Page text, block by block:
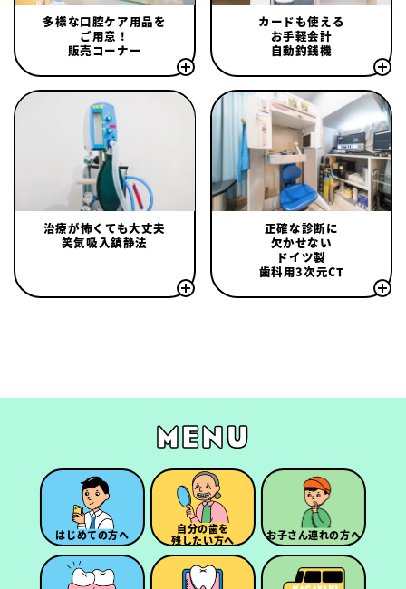
多様な口腔ケア用品を
ご用意！
販売コーナー
カードも使える
お手軽会計
自動釣銭機
治療が怖くても大丈夫
笑気吸入鎮静法
正確な診断に
欠かせない
ドイツ製
歯科用3次元CT
menu
はじめての方へ
自分の歯を
残したい方へ
お子さん連れの方へ